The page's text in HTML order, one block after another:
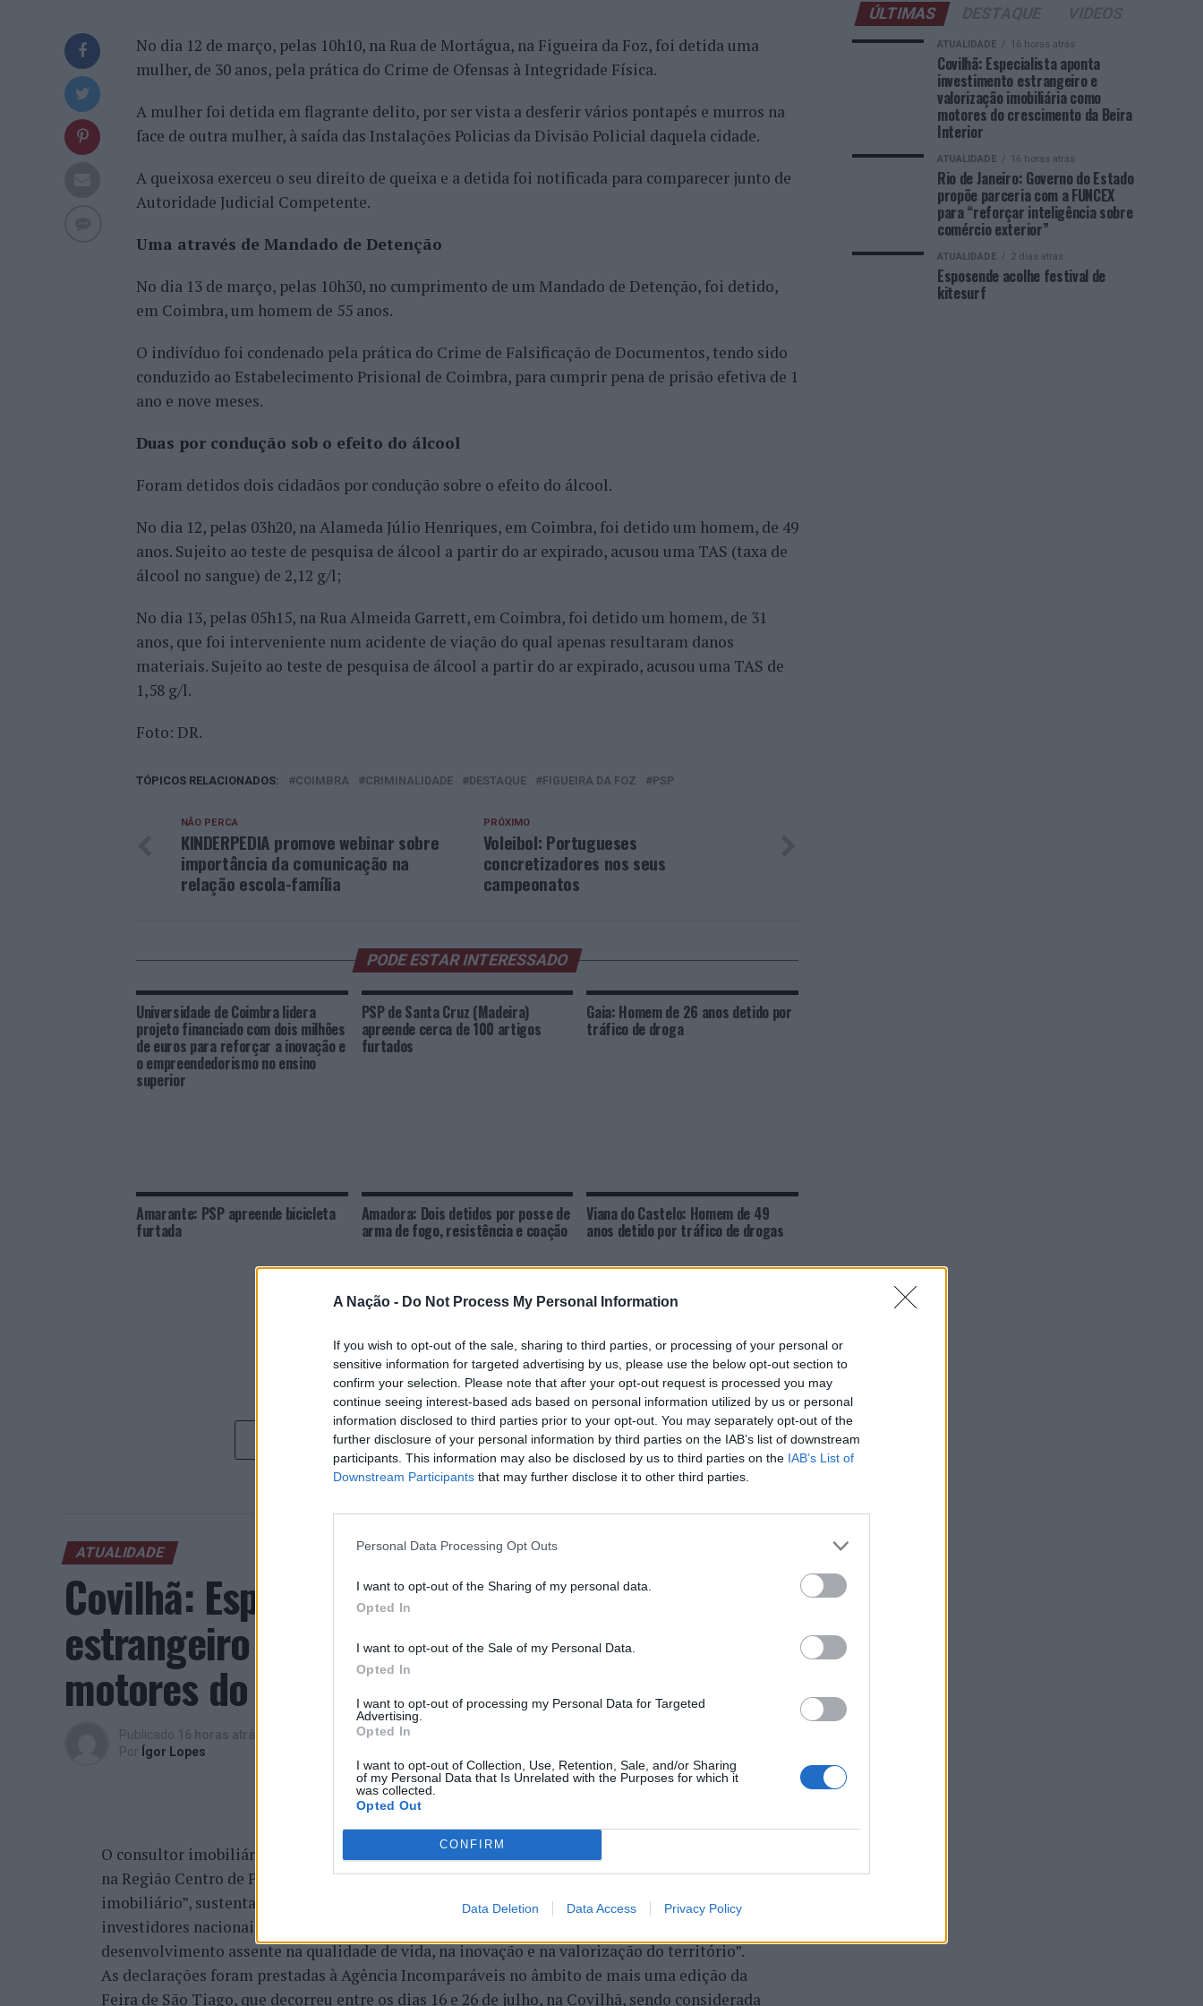
A Nação - Do Not Process My Personal Information
If you wish to opt-out of the sale, sharing to third parties, or processing of your personal or
sensitive information for targeted advertising by us, please use the below opt-out section to
confirm your selection. Please note that after your opt-out request is processed you may
continue seeing interest-based ads based on personal information utilized by us or personal
information disclosed to third parties prior to your opt-out. You may separately opt-out of the
further disclosure of your personal information by third parties on the IAB’s list of downstream
participants. This information may also be disclosed by us to third parties on the IAB’s List of
Downstream Participants that may further disclose it to other third parties.
Personal Data Processing Opt Outs
I want to opt-out of the Sharing of my personal data.
Opted In
I want to opt-out of the Sale of my Personal Data.
Opted In
I want to opt-out of processing my Personal Data for Targeted
Advertising.
Opted In
I want to opt-out of Collection, Use, Retention, Sale, and/or Sharing
of my Personal Data that Is Unrelated with the Purposes for which it
was collected.
Opted Out
CONFIRM
Data Deletion Data Access Privacy Policy
No dia 12 de março, pelas 10h10, na Rua de Mortágua, na Figueira da Foz, foi detida uma
mulher, de 30 anos, pela prática do Crime de Ofensas à Integridade Física.
A mulher foi detida em flagrante delito, por ser vista a desferir vários pontapés e murros na
face de outra mulher, à saída das Instalações Policias da Divisão Policial daquela cidade.
A queixosa exerceu o seu direito de queixa e a detida foi notificada para comparecer junto de
Autoridade Judicial Competente.
Uma através de Mandado de Detenção
No dia 13 de março, pelas 10h30, no cumprimento de um Mandado de Detenção, foi detido,
em Coimbra, um homem de 55 anos.
O indivíduo foi condenado pela prática do Crime de Falsificação de Documentos, tendo sido
conduzido ao Estabelecimento Prisional de Coimbra, para cumprir pena de prisão efetiva de 1
ano e nove meses.
Duas por condução sob o efeito do álcool
Foram detidos dois cidadãos por condução sobre o efeito do álcool.
No dia 12, pelas 03h20, na Alameda Júlio Henriques, em Coimbra, foi detido um homem, de 49
anos. Sujeito ao teste de pesquisa de álcool a partir do ar expirado, acusou uma TAS (taxa de
álcool no sangue) de 2,12 g/l;
No dia 13, pelas 05h15, na Rua Almeida Garrett, em Coimbra, foi detido um homem, de 31
anos, que foi interveniente num acidente de viação do qual apenas resultaram danos
materiais. Sujeito ao teste de pesquisa de álcool a partir do ar expirado, acusou uma TAS de
1,58 g/l.
Foto: DR.
TÓPICOS RELACIONADOS: COIMBRA CRIMINALIDADE DESTAQUE FIGUEIRA DA FOZ PSP
PRÓXIMO
Voleibol: Portugueses
concretizadores nos seus
campeonatos
NÃO PERCA
KINDERPEDIA promove webinar sobre
importância da comunicação na
relação escola-família
PODE ESTAR INTERESSADO
Universidade de Coimbra lidera
projeto financiado com dois milhões
de euros para reforçar a inovação e
o empreendedorismo no ensino
superior
PSP de Santa Cruz (Madeira)
apreende cerca de 100 artigos
furtados
Gaia: Homem de 26 anos detido por
tráfico de droga
Amarante: PSP apreende bicicleta
furtada
Amadora: Dois detidos por posse de
arma de fogo, resistência e coação
Viana do Castelo: Homem de 49
anos detido por tráfico de drogas
CLIQUE PARA COMENTAR
ATUALIDADE
Covilhã: Especialista aponta investimento
estrangeiro e valorização imobiliária como
motores do crescimento da Beira Interior
Publicado 16 horas atrás
Por Ígor Lopes
O consultor imobiliário português, António Carlos, defende que a Beira Interior, localizada
na Região Centro de Portugal, atravessa um período de “forte crescimento económico e
imobiliário”, sustentando que a região reúne atualmente “condições para atrair novos
investidores nacionais e estrangeiros, fixar população e consolidar um modelo de
desenvolvimento assente na qualidade de vida, na inovação e na valorização do território”.
As declarações foram prestadas à Agência Incomparáveis no âmbito de mais uma edição da
Feira de São Tiago, que decorreu entre os dias 16 e 26 de julho, na Covilhã, sendo considerada
ÚLTIMAS
ATUALIDADE 16 horas atrás
Covilhã: Especialista aponta
investimento estrangeiro e
valorização imobiliária como
motores do crescimento da Beira
Interior
ATUALIDADE 16 horas atrás
Rio de Janeiro: Governo do Estado
propõe parceria com a FUNCEX
para “reforçar inteligência sobre
comércio exterior”
ATUALIDADE 2 dias atrás
Esposende acolhe festival de
kitesurf